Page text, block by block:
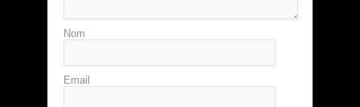
Nom
Email